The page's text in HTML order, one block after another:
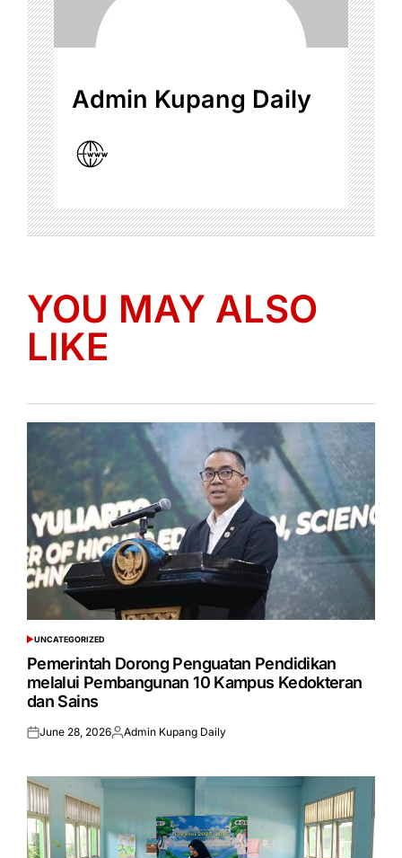
Admin Kupang Daily
YOU MAY ALSO
LIKE
POSTED
IN
UNCATEGORIZED
Pemerintah Dorong Penguatan Pendidikan
melalui Pembangunan 10 Kampus Kedokteran
dan Sains
Posted
June 28, 2026Posted
Admin Kupang Daily